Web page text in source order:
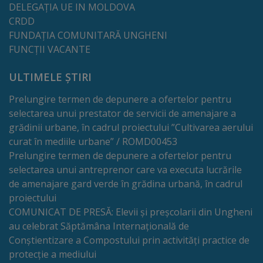
foto
Administrație
Primărie
Primar
Viceprimari
Organigrama
Aparatul
primăriei
DELEGAȚIA UE IN MOLDOVA
CRDD
FUNDAȚIA COMUNITARĂ UNGHENI
FUNCȚII VACANTE
ULTIMELE ȘTIRI
Prelungire termen de depunere a ofertelor pentru
selectarea unui prestator de servicii de amenajare a
grădinii urbane, în cadrul proiectului ”Cultivarea aerului
curat în mediile urbane” / ROMD00453
Prelungire termen de depunere a ofertelor pentru
selectarea unui antreprenor care va executa lucrările
de amenajare gard verde în grădina urbană, în cadrul
proiectului
COMUNICAT DE PRESĂ: Elevii și preșcolarii din Ungheni
au celebrat Săptămâna Internațională de
Conștientizare a Compostului prin activități practice de
protecție a mediului